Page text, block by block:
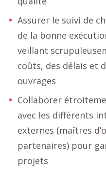
Assurer le suivi de
de la bonne
veillant
coûts, des délais et
ouvrages
Collaborer
avec les différents
externes (maîtres
partenaires) pour
projets